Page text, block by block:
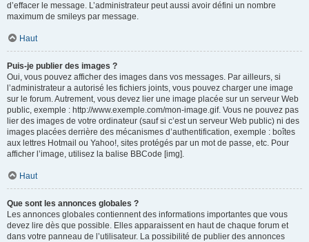
d’effacer le message. L’administrateur peut aussi avoir défini un nombre
maximum de smileys par message.
Haut
Puis-je publier des images ?
Oui, vous pouvez afficher des images dans vos messages. Par ailleurs, si
l’administrateur a autorisé les fichiers joints, vous pouvez charger une image
sur le forum. Autrement, vous devez lier une image placée sur un serveur Web
public, exemple : http://www.exemple.com/mon-image.gif. Vous ne pouvez pas
lier des images de votre ordinateur (sauf si c’est un serveur Web public) ni des
images placées derrière des mécanismes d’authentification, exemple : boîtes
aux lettres Hotmail ou Yahoo!, sites protégés par un mot de passe, etc. Pour
afficher l’image, utilisez la balise BBCode [img].
Haut
Que sont les annonces globales ?
Les annonces globales contiennent des informations importantes que vous
devez lire dès que possible. Elles apparaissent en haut de chaque forum et
dans votre panneau de l’utilisateur. La possibilité de publier des annonces